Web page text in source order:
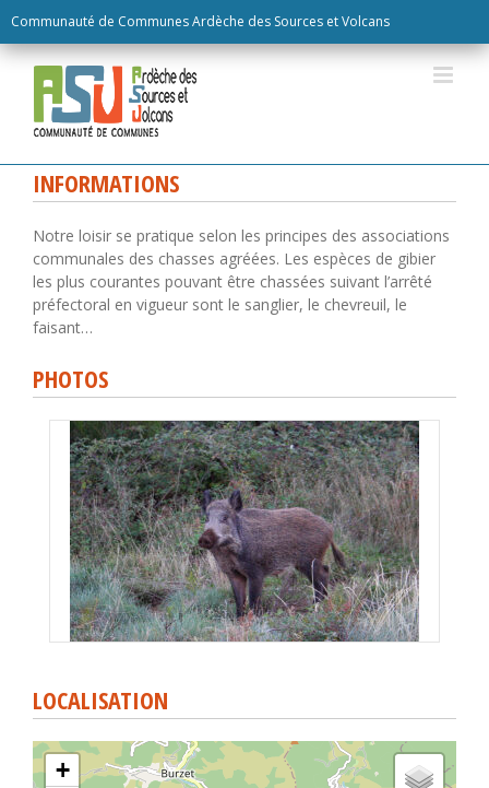
Communauté de Communes Ardèche des Sources et Volcans
to
content
INFORMATIONS
Notre loisir se pratique selon les principes des associations
communales des chasses agréées. Les espèces de gibier
les plus courantes pouvant être chassées suivant l’arrêté
préfectoral en vigueur sont le sanglier, le chevreuil, le
faisant…
PHOTOS
LOCALISATION
+